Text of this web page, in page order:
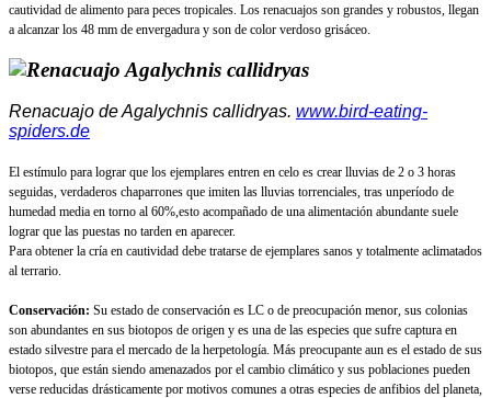
cautividad de alimento para peces tropicales. Los renacuajos son grandes y robustos, llegan
a alcanzar los 48 mm de envergadura y son de color verdoso grisáceo.
Renacuajo de Agalychnis callidryas. www.bird-eating-
spiders.de
El estímulo para lograr que los ejemplares entren en celo es crear lluvias de 2 o 3 horas
seguidas, verdaderos chaparrones que imiten las lluvias torrenciales, tras unperíodo de
humedad media en torno al 60%,esto acompañado de una alimentación abundante suele
lograr que las puestas no tarden en aparecer.
Para obtener la cría en cautividad debe tratarse de ejemplares sanos y totalmente aclimatados
al terrario.
Conservación: Su estado de conservación es LC o de preocupación menor, sus colonias
son abundantes en sus biotopos de origen y es una de las especies que sufre captura en
estado silvestre para el mercado de la herpetología. Más preocupante aun es el estado de sus
biotopos, que están siendo amenazados por el cambio climático y sus poblaciones pueden
verse reducidas drásticamente por motivos comunes a otras especies de anfibios del planeta,